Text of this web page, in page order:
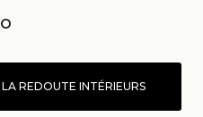
REDOUTE INTÉRIEURS